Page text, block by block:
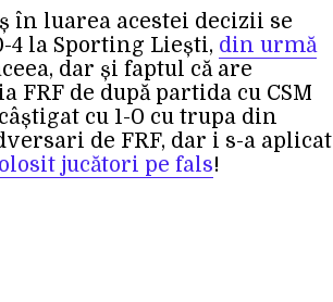
în luarea acestei decizii se
la Sporting Liești, din urmă
dar și faptul că are
de după partida cu CSM
cu 1-0 cu trupa din
de FRF, dar i s-a aplicat
jucători pe fals!